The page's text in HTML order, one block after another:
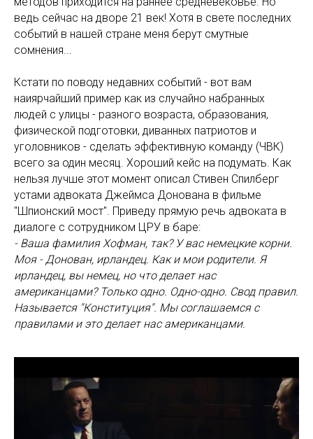
ведь сейчас на дворе 21 век! Хотя в свете последних
событий в нашей стране меня берут смутные
сомнения...
Кстати по поводу недавних событий - вот вам
наиярчайший пример как из случайно набранных
людей с улицы - разного возраста, образования,
физической подготовки, диванных патриотов и
уголовников - сделать эффективную команду (ЧВК)
всего за один месяц. Хороший кейс на подумать. Как
нельзя лучше этот момент описал Стивен Спилберг
устами адвоката Джеймса Донована в фильме
"Шпионский мост". Приведу прямую речь адвоката в
диалоге с сотрудником ЦРУ в баре:
- Ваша фамилия Хофман, так? У вас немецкие корни.
Моя - Донован, ирландец. Как и мои родители. Я
ирландец, вы немец, но что делает нас
американцами? Только одно. Одно-одно. Свод правил.
Называется "Конституция". Мы соглашаемся с
правилами и это делает нас американцами.